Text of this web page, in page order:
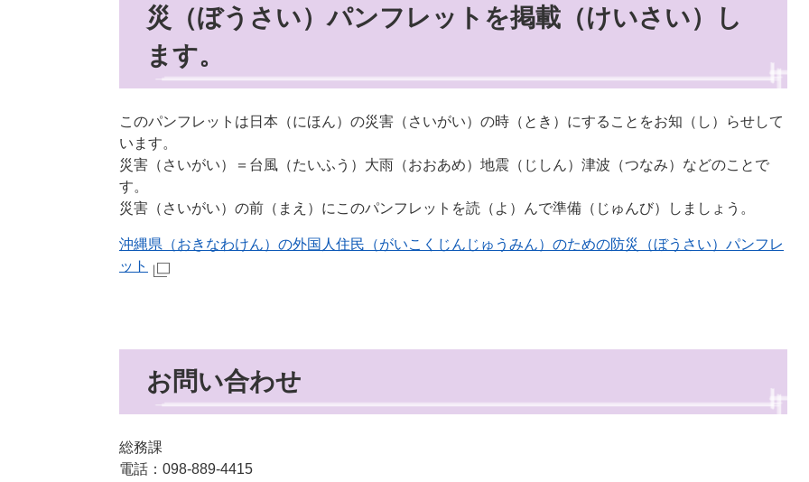
災（ぼうさい）パンフレットを掲載（けいさい）し
ます。
このパンフレットは日本（にほん）の災害（さいがい）の時（とき）にすることをお知（し）らせして
います。
災害（さいがい）＝台風（たいふう）大雨（おおあめ）地震（じしん）津波（つなみ）などのことで
す。
災害（さいがい）の前（まえ）にこのパンフレットを読（よ）んで準備（じゅんび）しましょう。
沖縄県（おきなわけん）の外国人住民（がいこくじんじゅうみん）のための防災（ぼうさい）パンフレ
ット
お問い合わせ
総務課
電話：098-889-4415